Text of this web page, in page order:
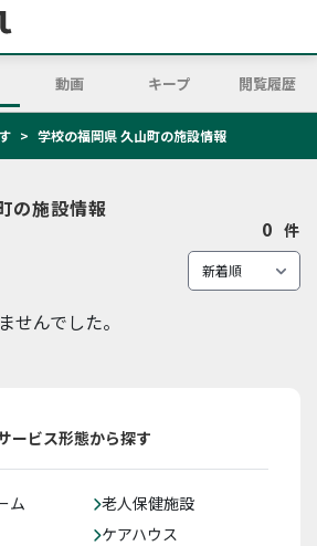
動画 キープ 閲覧履歴
学校の福岡県 久山町の施設情報
の施設情報
0 件
せんでした。
ービス形態から探す
ム
老人保健施設
ケアハウス